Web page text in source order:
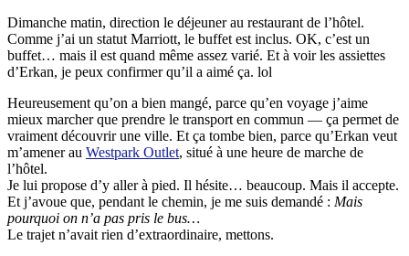
Dimanche matin, direction le déjeuner au restaurant de l’hôtel.
Comme j’ai un statut Marriott, le buffet est inclus. OK, c’est un
buffet… mais il est quand même assez varié. Et à voir les assiettes
d’Erkan, je peux confirmer qu’il a aimé ça. lol
Heureusement qu’on a bien mangé, parce qu’en voyage j’aime
mieux marcher que prendre le transport en commun — ça permet de
vraiment découvrir une ville. Et ça tombe bien, parce qu’Erkan veut
m’amener au Westpark Outlet, situé à une heure de marche de
l’hôtel.
Je lui propose d’y aller à pied. Il hésite… beaucoup. Mais il accepte.
Et j’avoue que, pendant le chemin, je me suis demandé : Mais
pourquoi on n’a pas pris le bus…
Le trajet n’avait rien d’extraordinaire, mettons.